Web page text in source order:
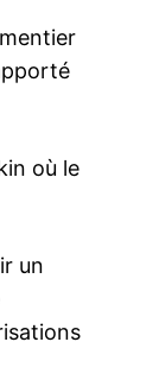
où le
un